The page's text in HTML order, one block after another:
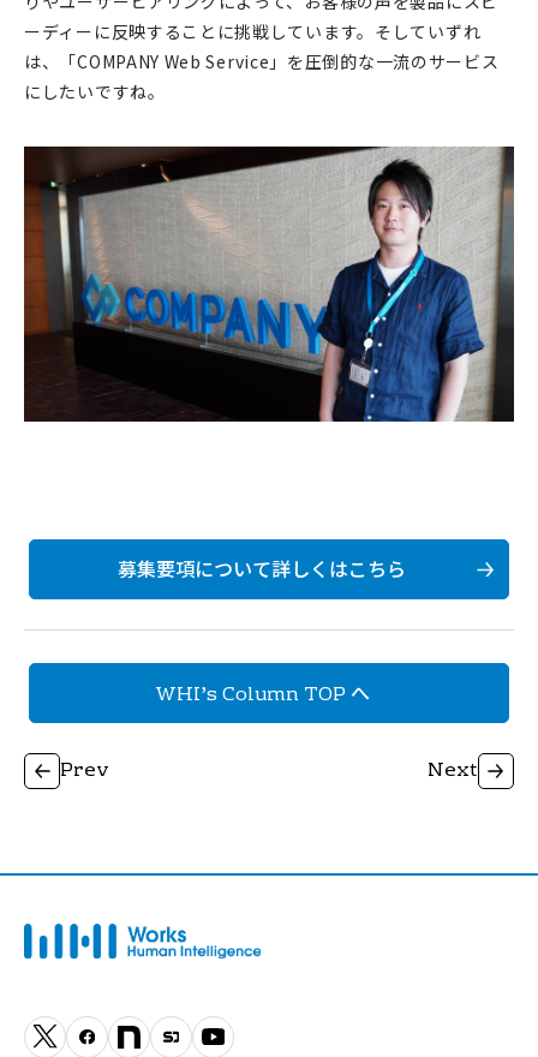
ーディーに反映することに挑戦しています。そしていずれ
は、「COMPANY Web Service」を圧倒的な一流のサービス
にしたいですね。
募集要項について詳しくはこちら
Prev
WHI’s Column TOP へ
Next